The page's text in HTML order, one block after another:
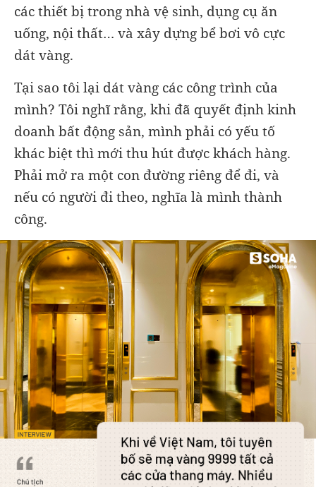
các thiết bị trong nhà vệ sinh, dụng cụ ăn
uống, nội thất… và xây dựng bể bơi vô cực
dát vàng.
Tại sao tôi lại dát vàng các công trình của
mình? Tôi nghĩ rằng, khi đã quyết định kinh
doanh bất động sản, mình phải có yếu tố
khác biệt thì mới thu hút được khách hàng.
Phải mở ra một con đường riêng để đi, và
nếu có người đi theo, nghĩa là mình thành
công.